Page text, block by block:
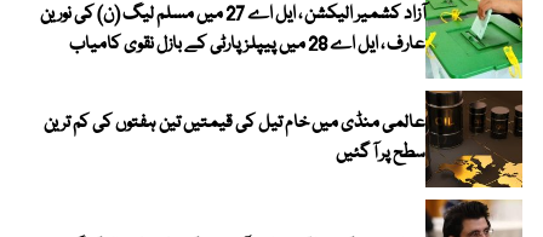
آزاد کشمیر الیکشن ، ایل اے 27 میں مسلم لیگ (ن) کی نورین
عارف ، ایل اے 28 میں پیپلز پارٹی کے بازل نقوی کامیاب
عالمی منڈی میں خام تیل کی قیمتیں تین ہفتوں کی کم ترین
سطح پر آ گئیں